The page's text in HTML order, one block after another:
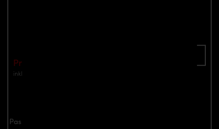
Preis: €1,599.00
inkl. Mwst.
Passend für alle Lamborghini Urus Modelle